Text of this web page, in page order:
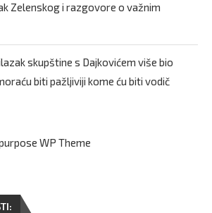
Zelenskog i razgovore o važnim
skupštine s Dajkovićem više bio
biti pažljiviji kome ću biti vodič